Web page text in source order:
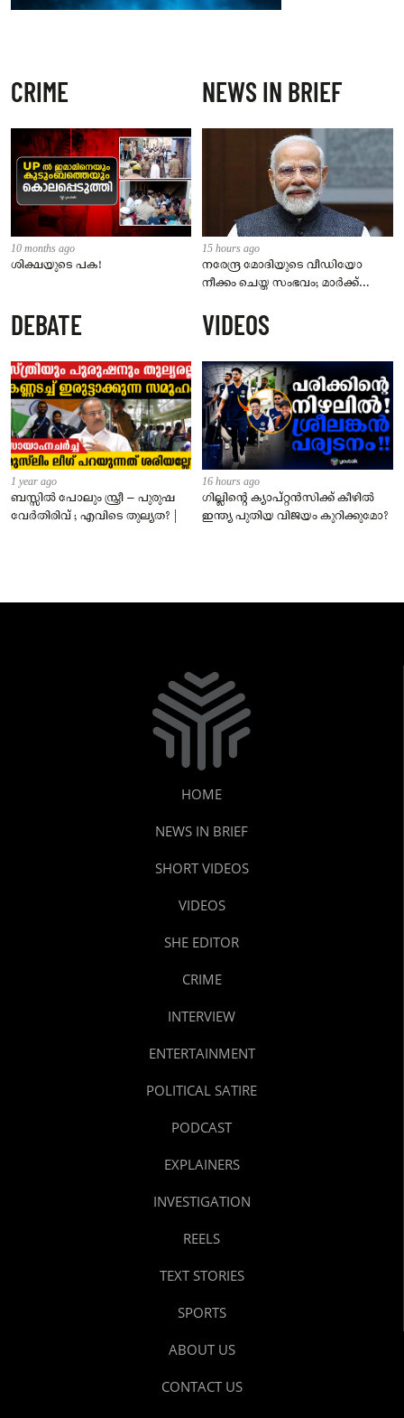
CRIME
10 months ago
ശിക്ഷയുടെ പക!
NEWS IN BRIEF
15 hours ago
നരേന്ദ്ര മോദിയുടെ വീഡിയോ
നീക്കം ചെയ്ത സംഭവം; മാർക്ക്
മെറ്റയ്ക്ക് പാർലമെന്ററി സമിതിയുടെ
മുന്നറിയിപ്പ്
DEBATE
1 year ago
ബസ്സിൽ പോലും സ്ത്രീ – പുരുഷ
വേർതിരിവ് ; എവിടെ തുല്യത? |
VIDEOS
16 hours ago
ഗില്ലിന്റെ ക്യാപ്റ്റന്‍സിക്ക് കീഴില്‍
ഇന്ത്യ പുതിയ വിജയം കുറിക്കുമോ?
HOME
NEWS IN BRIEF
SHORT VIDEOS
VIDEOS
SHE EDITOR
CRIME
INTERVIEW
ENTERTAINMENT
POLITICAL SATIRE
PODCAST
EXPLAINERS
INVESTIGATION
REELS
TEXT STORIES
SPORTS
ABOUT US
CONTACT US